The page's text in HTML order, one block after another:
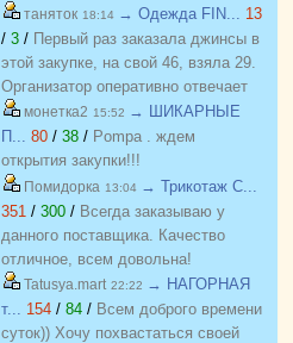
таняток 18:14 → Одежда FIN... 13
/ 3 / Первый раз заказала джинсы в
этой закупке, на свой 46, взяла 29.
Организатор оперативно отвечает
на вопросы. Спасибо!!!
монетка2 15:52 → ШИКАРНЫЕ
П... 80 / 38 / Pompa . ждем
открытия закупки!!!
Помидорка 13:04 → Трикотаж C...
351 / 300 / Всегда заказываю у
данного поставщика. Качество
отличное, всем довольна!
Tatusya.mart 22:22 → НАГОРНАЯ
т... 154 / 84 / Всем доброго времени
суток)) Хочу похвастаться своей